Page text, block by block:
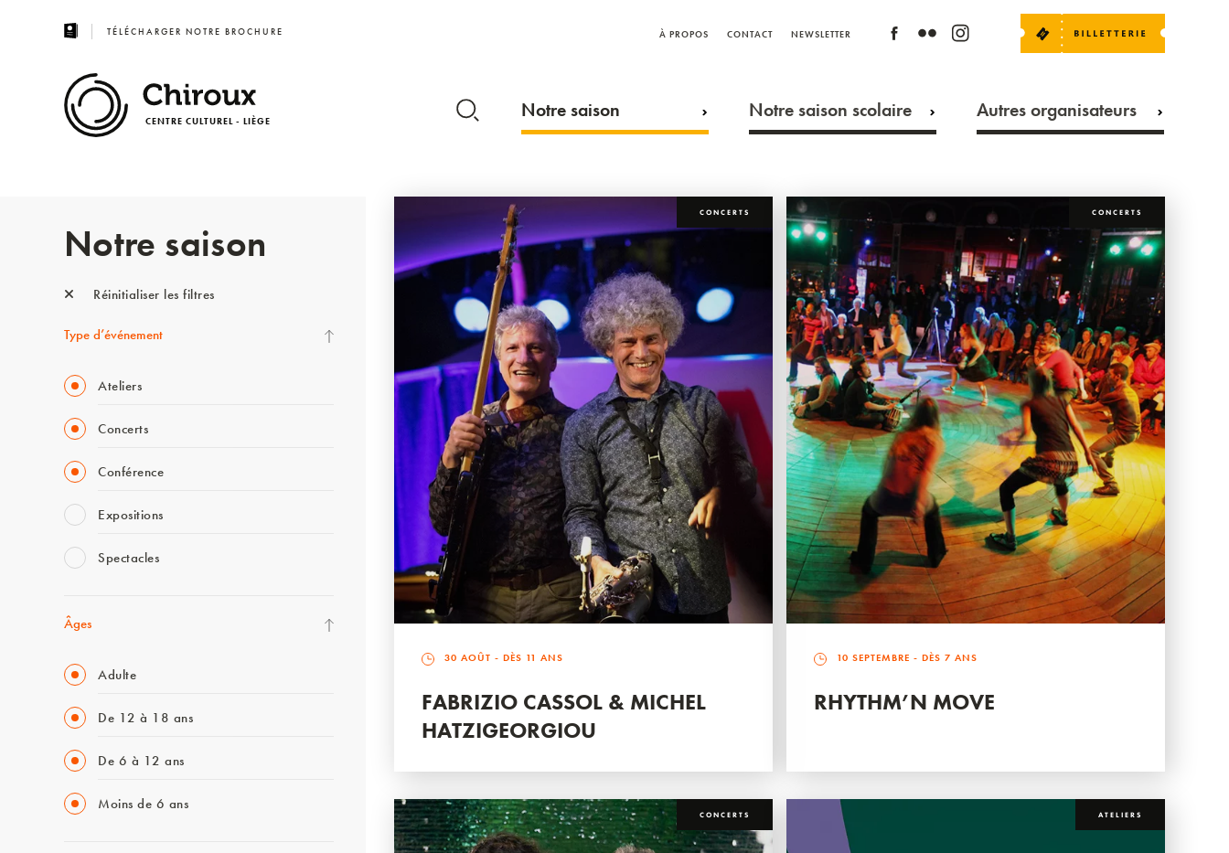
TÉLÉCHARGER NOTRE BROCHURE À PROPOS CONTACT NEWSLETTER
CENTRE CULTUREL - LIÈGE Notre saison Notre saison scolaire Autres organisateurs
Notre saison
Réinitialiser les filtres
Type d’événement
Ateliers
Concerts
Conférence
Expositions
Spectacles
Âges
Adulte
De 12 à 18 ans
De 6 à 12 ans
Moins de 6 ans
CONCERTS
30 AOÛT - DÈS 11 ANS
FABRIZIO CASSOL & MICHEL
HATZIGEORGIOU
CONCERTS
10 SEPTEMBRE - DÈS 7 ANS
RHYTHM’N MOVE
CONCERTS ATELIERS